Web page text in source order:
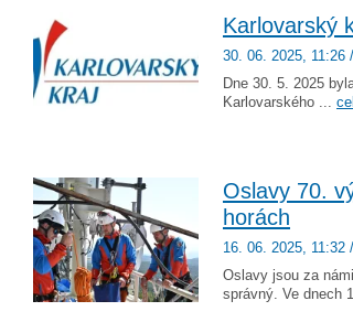
Karlovarský
30. 06. 2025, 11:26 /
Dne 30. 5. 2025
Karlovarského ...
Oslavy 70.
horách
16. 06. 2025, 11:32 /
Oslavy jsou za
správný. Ve dnech